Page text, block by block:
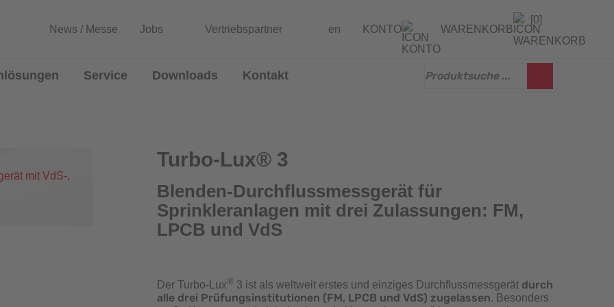
News / Messe Jobs Vertriebspartner en KONTO WARENKORB
[0]
für Sprinkleranlagen
Service
Download Prüfzeugnisse
Downloads Kontakt
Turbo-Lux® 3
Blenden-Durchflussmessgerät für
Sprinkleranlagen mit drei Zulassungen: FM,
LPCB und VdS
Der Turbo-Lux® 3 ist als weltweit erstes und einziges Durchflussmessgerät durch
alle drei Prüfungsinstitutionen (FM, LPCB und VdS) zugelassen. Besonders